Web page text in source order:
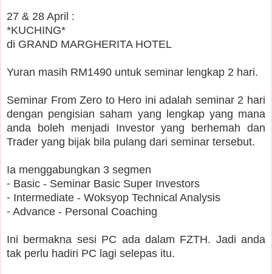
27 & 28 April :
*KUCHING*
di GRAND MARGHERITA HOTEL
Yuran masih RM1490 untuk seminar lengkap 2 hari.
Seminar From Zero to Hero ini adalah seminar 2 hari
dengan pengisian saham yang lengkap yang mana
anda boleh menjadi Investor yang berhemah dan
Trader yang bijak bila pulang dari seminar tersebut.
Ia menggabungkan 3 segmen
⁃ Basic - Seminar Basic Super Investors
⁃ Intermediate - Woksyop Technical Analysis
⁃ Advance - Personal Coaching
Ini bermakna sesi PC ada dalam FZTH. Jadi anda
tak perlu hadiri PC lagi selepas itu.